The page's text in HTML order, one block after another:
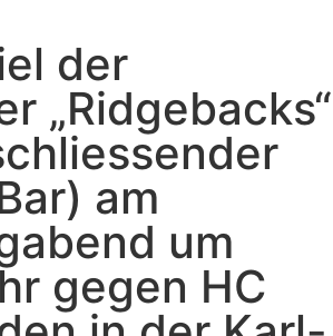
der
„Ridgebacks“
am
um
gegen HC